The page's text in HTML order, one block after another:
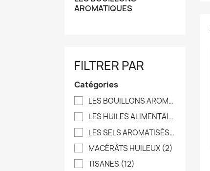
AROMATIQUES
FILTRER PAR
Catégories
LES BOUILLONS AROMATIQUES
LES HUILES ALIMENTAIRES
LES SELS AROMATISÉS(2)
MACÉRÂTS HUILEUX (2)
TISANES (12)